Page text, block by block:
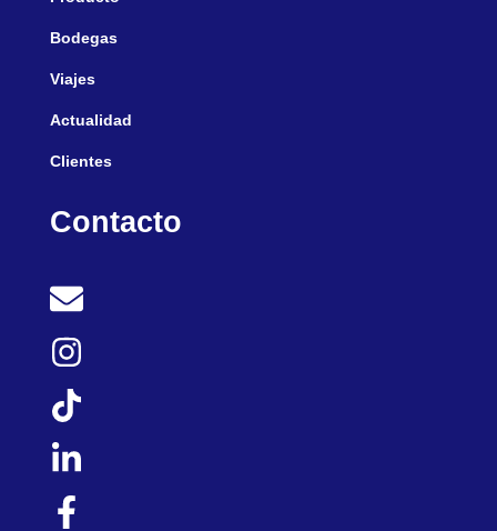
Bodegas
Viajes
Actualidad
Clientes
Contacto